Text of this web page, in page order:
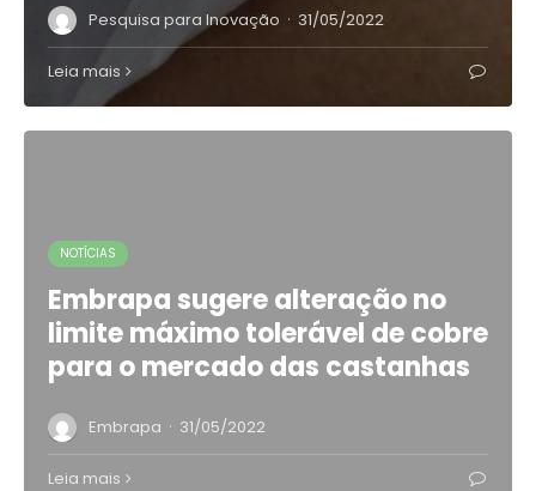
Pesquisa para Inovação · 31/05/2022
Leia mais
NOTÍCIAS
Embrapa sugere alteração no
limite máximo tolerável de cobre
para o mercado das castanhas
Embrapa · 31/05/2022
Leia mais